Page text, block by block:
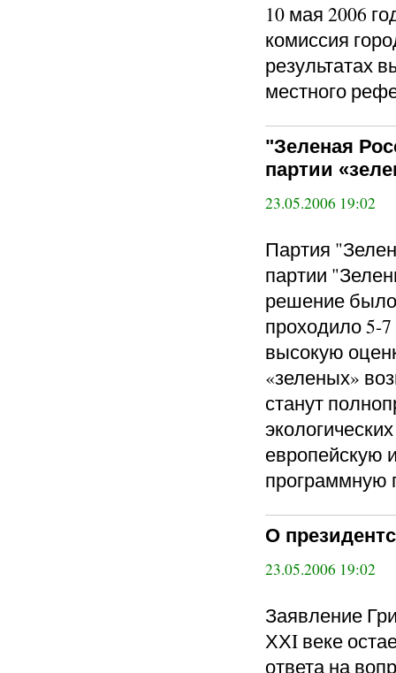
10 мая 2006
комиссия
результатах
местного
"Зеленая
партии
23.05.2006 19:02
Партия
партии
решение было
проходило 5-
высокую
«зеленых»
станут
европейскую
программную
О
23.05.2006 19:02
Заявление
ХХI веке
ответа на